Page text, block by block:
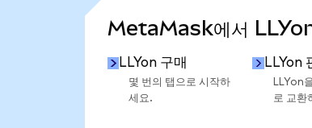
MetaMask에서 LLYon
LLYon 구매
몇 번의 탭으로 시작하
세요.
LLYon
LLYon
로 교환